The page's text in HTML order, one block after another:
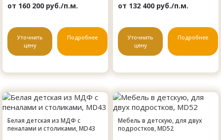
от 160 200 руб./п.м.
Уточнить
цену
Подробнее
от 132 400 руб./п.м.
Уточнить
цену
Подробнее
Белая детская из МДФ с
пеналами и столиками, MD43
Мебель в детскую, для двух
подростков, MD52